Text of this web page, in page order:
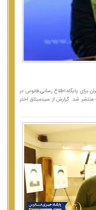
پایگاه اطلاع رسانی فانوس در
سایت منتشر شد. گزارش از سیدمیثاق اختر